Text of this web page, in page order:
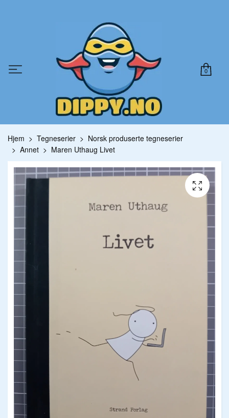
0
Hjem Tegneserier
Norsk produserte tegneserier
Annet
Maren Uthaug Livet